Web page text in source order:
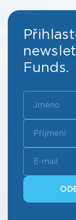
Funds.